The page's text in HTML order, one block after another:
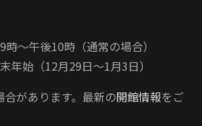
時〜午後10時（通常の場合）
年始（12月29日〜1月3日）
があります。最新の開館情報をご